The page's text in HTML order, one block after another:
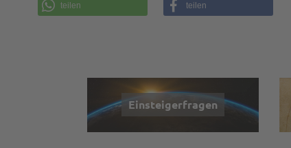
teilen teilen
Einsteigerfragen